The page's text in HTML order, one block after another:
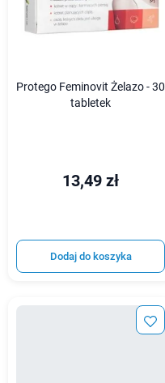
Protego Feminovit Żelazo - 30
tabletek
13,49 zł
Dodaj do koszyka